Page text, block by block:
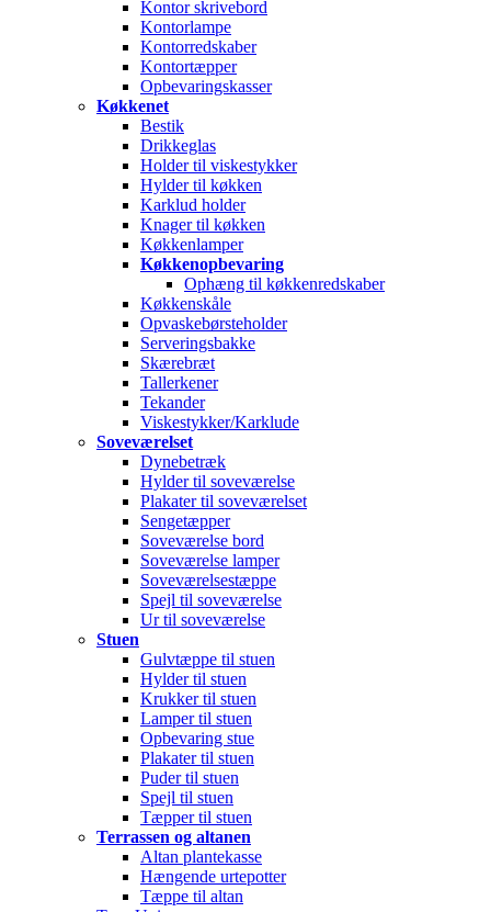
Kontor skrivebord
Kontorlampe
Kontorredskaber
Kontortæpper
Opbevaringskasser
Køkkenet
Bestik
Drikkeglas
Holder til viskestykker
Hylder til køkken
Karklud holder
Knager til køkken
Køkkenlamper
Køkkenopbevaring
Ophæng til køkkenredskaber
Køkkenskåle
Opvaskebørsteholder
Serveringsbakke
Skærebræt
Tallerkener
Tekander
Viskestykker/Karklude
Soveværelset
Dynebetræk
Hylder til soveværelse
Plakater til soveværelset
Sengetæpper
Soveværelse bord
Soveværelse lamper
Soveværelsestæppe
Spejl til soveværelse
Ur til soveværelse
Stuen
Gulvtæppe til stuen
Hylder til stuen
Krukker til stuen
Lamper til stuen
Opbevaring stue
Plakater til stuen
Puder til stuen
Spejl til stuen
Tæpper til stuen
Terrassen og altanen
Altan plantekasse
Hængende urtepotter
Tæppe til altan